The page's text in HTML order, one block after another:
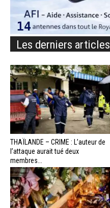
Les derniers articles
THAÏLANDE – CRIME : L’auteur de
l’attaque aurait tué deux
membres...